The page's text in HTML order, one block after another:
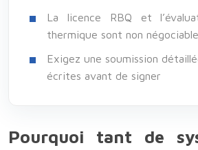
La licence RBQ et
thermique sont non
Exigez une soumission
écrites avant de signer
Pourquoi tant de